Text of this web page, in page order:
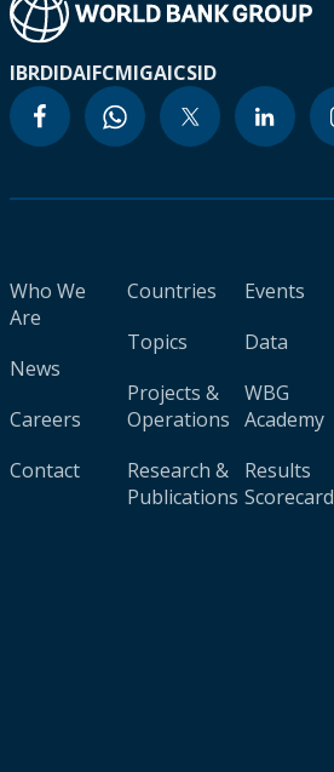
IBRDIDAIFCMIGAICSID
Who We
Are
News
Careers
Contact
Countries
Topics
Projects &
Operations
Research &
Publications
Events
Data
WBG
Academy
Results
Scorecard